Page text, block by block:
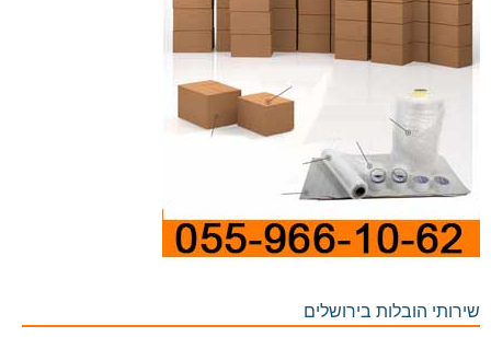
שירותי הובלות בירושלים